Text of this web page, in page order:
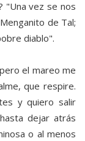
"Una vez se nos
de Tal;
diablo".
el mareo me
que respire.
y quiero salir
dejar atrás
o al menos